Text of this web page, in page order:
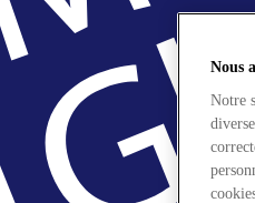
Nous
Notre